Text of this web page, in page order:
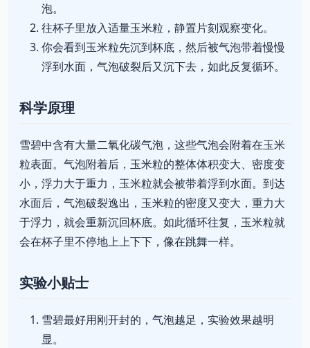
泡。
往杯子里放入适量玉米粒，静置片刻观察变化。
你会看到玉米粒先沉到杯底，然后被气泡带着慢慢
浮到水面，气泡破裂后又沉下去，如此反复循环。
科学原理
雪碧中含有大量二氧化碳气泡，这些气泡会附着在玉米
粒表面。气泡附着后，玉米粒的整体体积变大、密度变
小，浮力大于重力，玉米粒就会被带着浮到水面。到达
水面后，气泡破裂逸出，玉米粒的密度又变大，重力大
于浮力，就会重新沉回杯底。如此循环往复，玉米粒就
会在杯子里不停地上上下下，像在跳舞一样。
实验小贴士
雪碧最好用刚开封的，气泡越足，实验效果越明
显。